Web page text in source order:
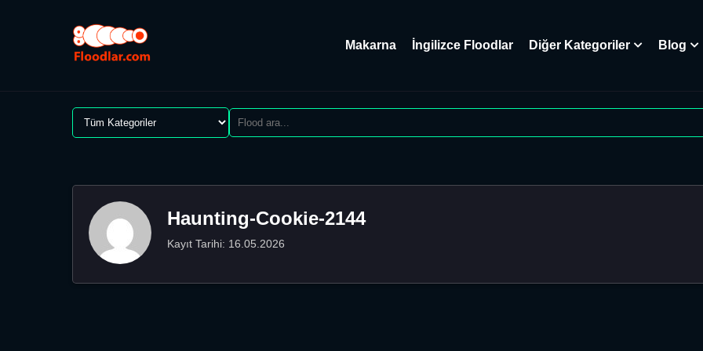
Makarna İngilizce Floodlar Diğer Kategoriler Blog
Haunting-Cookie-2144
Kayıt Tarihi: 16.05.2026